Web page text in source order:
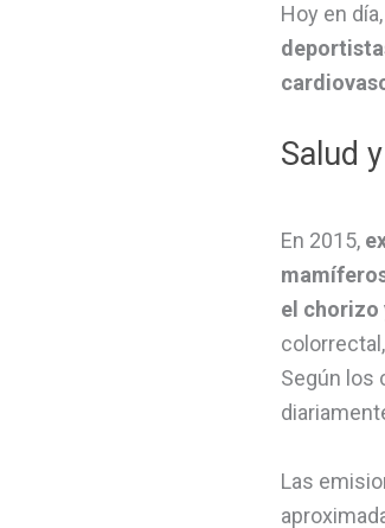
Hoy en
Salud
En 2015,
el chorizo
Según los
Las